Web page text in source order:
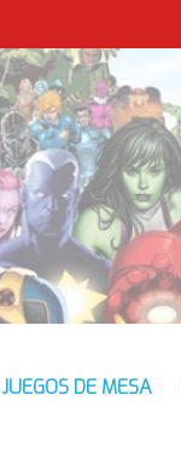
JUEGOS DE MESA